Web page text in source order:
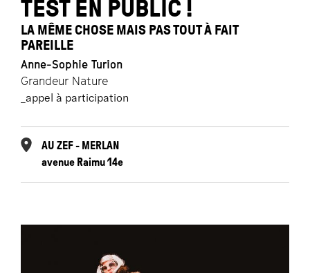
TEST EN PUBLIC !
LA MÊME CHOSE MAIS PAS TOUT À FAIT
PAREILLE
Anne-Sophie Turion
Grandeur Nature
_appel à participation
AU ZEF - MERLAN
avenue Raimu 14e